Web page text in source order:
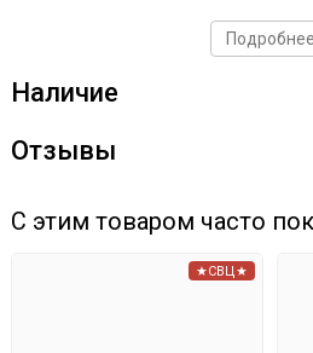
Оставьте настаиваться в
Отфильтруйте полученную
Дайте ей отдохнуть в
Подробнее
Наличие
Отзывы
С этим товаром часто
★СВЦ★